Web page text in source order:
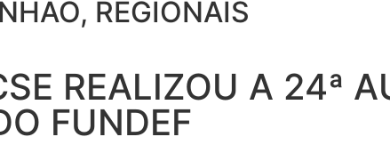
, REGIONAIS
REALIZOU A 24ª
FUNDEF